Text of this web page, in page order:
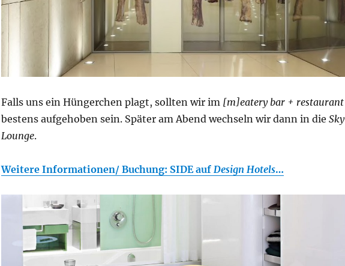
Falls uns ein Hüngerchen plagt, sollten wir im [m]eatery bar + restaurant
bestens aufgehoben sein. Später am Abend wechseln wir dann in die Sky
Lounge.
Weitere Informationen/ Buchung: SIDE auf Design Hotels…